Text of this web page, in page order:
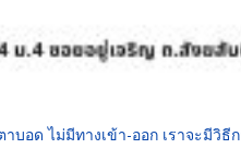
บอด ไม่มีทางเข้า-ออก เราจะมีวิธี